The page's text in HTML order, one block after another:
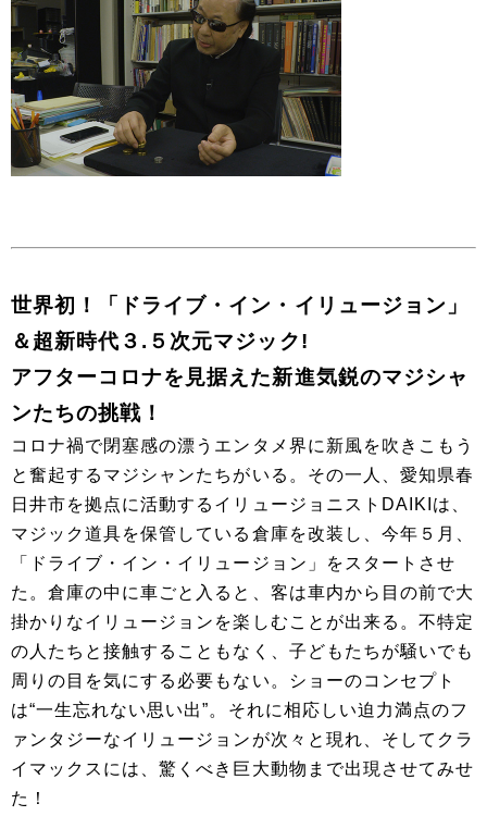
世界初！「ドライブ・イン・イリュージョン」
＆超新時代３.５次元マジック!
アフターコロナを見据えた新進気鋭のマジシャ
ンたちの挑戦！
コロナ禍で閉塞感の漂うエンタメ界に新風を吹きこもう
と奮起するマジシャンたちがいる。その一人、愛知県春
日井市を拠点に活動するイリュージョニストDAIKIは、
マジック道具を保管している倉庫を改装し、今年５月、
「ドライブ・イン・イリュージョン」をスタートさせ
た。倉庫の中に車ごと入ると、客は車内から目の前で大
掛かりなイリュージョンを楽しむことが出来る。不特定
の人たちと接触することもなく、子どもたちが騒いでも
周りの目を気にする必要もない。ショーのコンセプト
は“一生忘れない思い出”。それに相応しい迫力満点のフ
ァンタジーなイリュージョンが次々と現れ、そしてクラ
イマックスには、驚くべき巨大動物まで出現させてみせ
た！